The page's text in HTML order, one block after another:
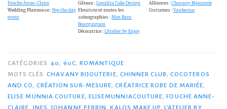
Fouche Anne-Claire
Wedding Planneuse : Pop the day
event
Gâteau :Lonalita Cake Design
Fleuriste et toutes les
scénographies :Mon Banc
Bourguignon
Décoratrice :L’Atelier by Enjoy
Alliances : Chavany Bijouterie
Costumes : Vaubecour
CATÉGORIES 40 90C ,ROMANTIQUE
MOTS CLÉS CHAVANY BIJOUTERIE CHINNER CLUB
COCOTEROS
AND CO
CRÉATION SUR-MESURE ,CRÉATRICE ROBE DE MARIÉE
ELISE MUNNIA COUTURE ELISEMUNNIACOUTURE ,FOUCHE ANNE-
CLAIRE
INES ,JOHANNE PERRIN ,KALOS MAKE UP L'ATELIER BY